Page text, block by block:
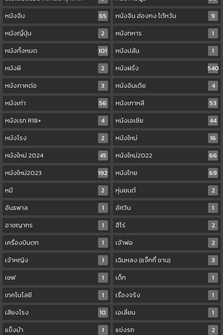
หนังจีน
65 หนังจีน ฮ่องกง ไต้หวัน
9
หนังญี่ปุ่น
2 หนังทหาร
1
หนังทั้งหมด
101 หนังปล้น
1
หนังผี
2 หนังฝรั่ง
540
หนังภาคต่อ
3 หนังอินเดีย
4
หนังเก่า
56 หนังเกาหลี
53
หนังเรท R18+
4 หนังเอเชีย
44
หนังโรง
2 หนังใหม่
16
หนังใหม่ 2024
45 หนังใหม่2022
66
หนังใหม่2023
192 หนังไทย
69
หมี
2 หุ่นยนต์
2
อันธพาล
1 อัศวิน
1
อาชญากร
1 ฮีโร่
2
เครื่องบินตก
1 เจ้าพ่อ
2
เจ้าหญิง
1 เฉินหลง (แจ๊กกี้ ชาน)
3
เชฟ
1 เด็ก
1
เทคโนโลยี
1 เรื่องจริง
1
เสียงโรง
10 เอเลี่ยน
1
แข็งม้า
1 แข่งรถ
2